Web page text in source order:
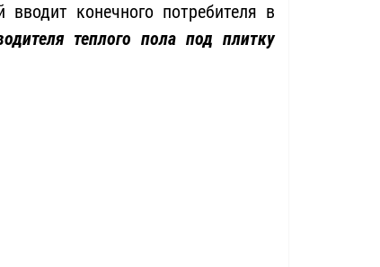
вводит конечного потребителя в
теплого пола под плитку